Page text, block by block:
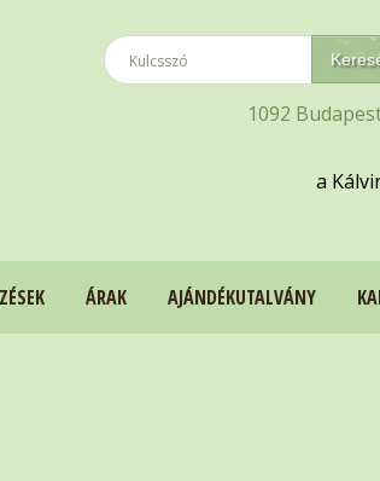
1092
a
ÁRAK AJÁNDÉKUTALVÁNY